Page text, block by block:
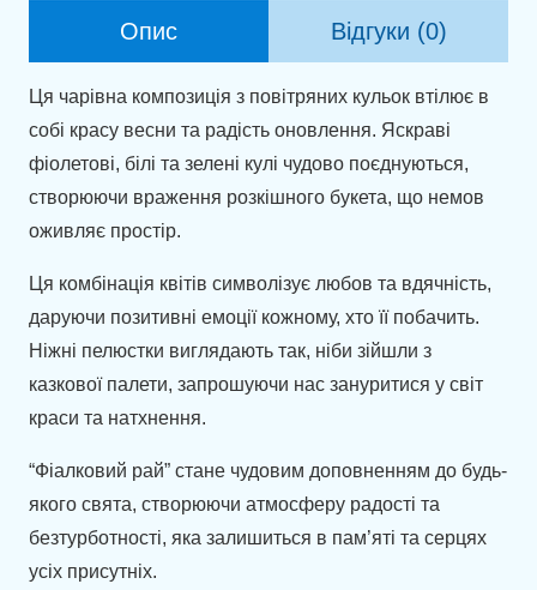
Опис Відгуки (0)
Ця чарівна композиція з повітряних кульок втілює в
собі красу весни та радість оновлення. Яскраві
фіолетові, білі та зелені кулі чудово поєднуються,
створюючи враження розкішного букета, що немов
оживляє простір.
Ця комбінація квітів символізує любов та вдячність,
даруючи позитивні емоції кожному, хто її побачить.
Ніжні пелюстки виглядають так, ніби зійшли з
казкової палети, запрошуючи нас зануритися у світ
краси та натхнення.
“Фіалковий рай” стане чудовим доповненням до будь-
якого свята, створюючи атмосферу радості та
безтурботності, яка залишиться в пам’яті та серцях
усіх присутніх.